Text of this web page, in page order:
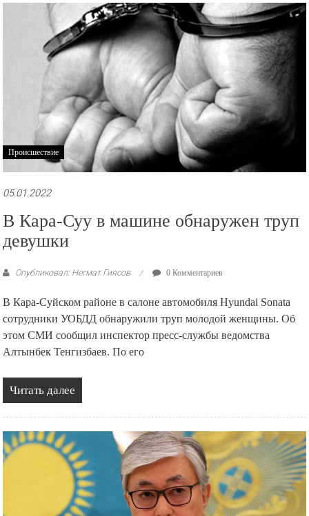
рекламные
презентации.
Происшествие
05.01.2022
В Кара-Суу в машине обнаружен труп
девушки
Опубликовал: Негмат Гиясов 0 Комментариев
В Кара-Суйском районе в салоне автомобиля Hyundai Sonata
сотрудники УОБДД обнаружили труп молодой женщины. Об
этом СМИ сообщил инспектор пресс-службы ведомства
Алтынбек Тенгизбаев. По его
Читать далее